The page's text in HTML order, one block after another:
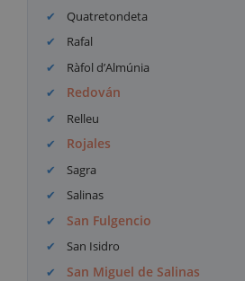
Quatretondeta
Rafal
Ràfol d’Almúnia
Redován
Relleu
Rojales
Sagra
Salinas
San Fulgencio
San Isidro
San Miguel de Salinas